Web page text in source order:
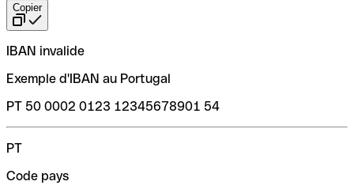
Copier
IBAN invalide
Exemple d'IBAN au Portugal
PT 50 0002 0123 12345678901 54
PT
Code pays